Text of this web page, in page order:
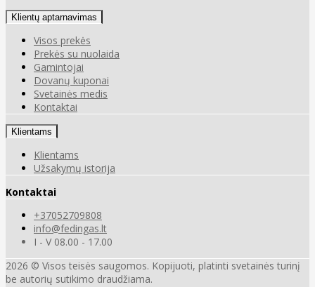
Klientų aptarnavimas
Visos prekės
Prekės su nuolaida
Gamintojai
Dovanų kuponai
Svetainės medis
Kontaktai
Klientams
Klientams
Užsakymų istorija
Kontaktai
+37052709808
info@fedingas.lt
I - V 08.00 - 17.00
2026 © Visos teisės saugomos. Kopijuoti, platinti svetainės turinį
be autorių sutikimo draudžiama.